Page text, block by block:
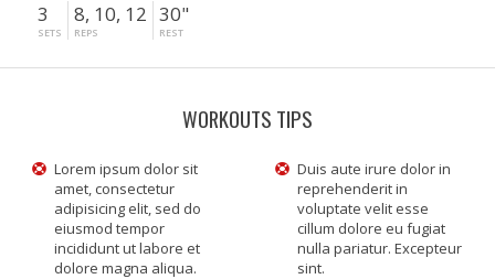
3
SETS
8, 10, 12
REPS
30"
REST
WORKOUTS TIPS
Lorem ipsum dolor sit
amet, consectetur
adipisicing elit, sed do
eiusmod tempor
incididunt ut labore et
dolore magna aliqua.
Duis aute irure dolor in
reprehenderit in
voluptate velit esse
cillum dolore eu fugiat
nulla pariatur. Excepteur
sint.